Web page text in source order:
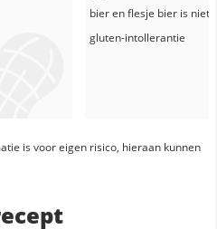
bierenflesje bieris niet
gluten-intollerantie
is voor eigen risico, hieraan kunnen